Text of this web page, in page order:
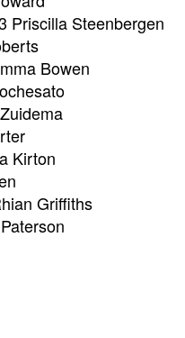
Priscilla Steenbergen
Bowen
Kirton
Griffiths